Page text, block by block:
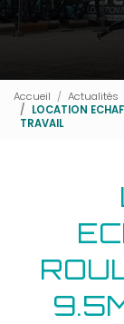
Accueil
Actualités
LOCATION
TRAVAIL